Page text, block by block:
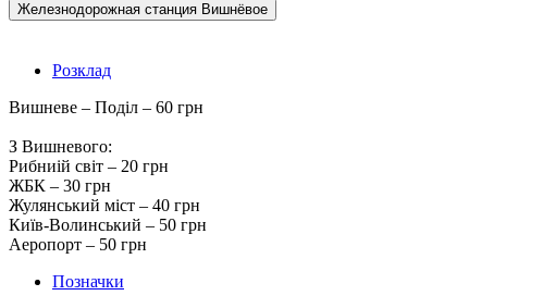
Железнодорожная станция Вишнёвое
Розклад
Вишневе – Поділ – 60 грн
З Вишневого:
Рибниій світ – 20 грн
ЖБК – 30 грн
Жулянський міст – 40 грн
Київ-Волинський – 50 грн
Аеропорт – 50 грн
Позначки